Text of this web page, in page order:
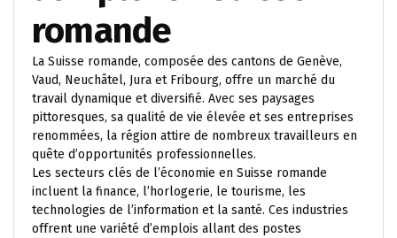
romande
La Suisse romande, composée des cantons de Genève,
Vaud, Neuchâtel, Jura et Fribourg, offre un marché du
travail dynamique et diversifié. Avec ses paysages
pittoresques, sa qualité de vie élevée et ses entreprises
renommées, la région attire de nombreux travailleurs en
quête d’opportunités professionnelles.
Les secteurs clés de l’économie en Suisse romande
incluent la finance, l’horlogerie, le tourisme, les
technologies de l’information et la santé. Ces industries
offrent une variété d’emplois allant des postes